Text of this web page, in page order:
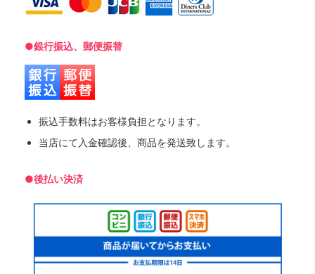
●銀行振込、郵便振替
振込手数料はお客様負担となります。
当店にて入金確認後、商品を発送致します。
●後払い決済